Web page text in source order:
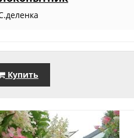
Купить